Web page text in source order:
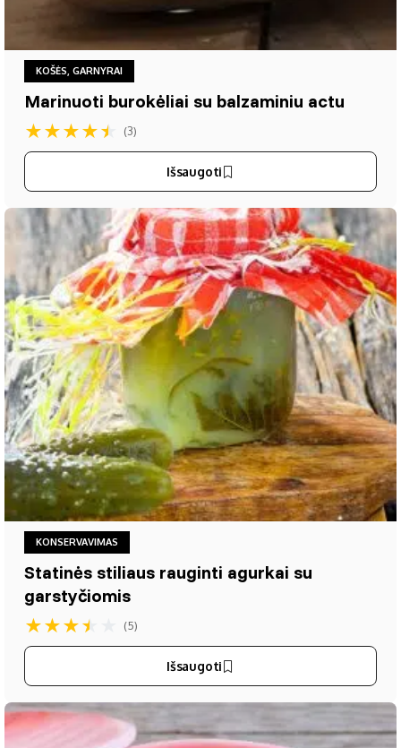
KOŠĖS, GARNYRAI
Marinuoti burokėliai su balzaminiu actu
★★★★★ (3)
Išsaugoti
KONSERVAVIMAS
Statinės stiliaus rauginti agurkai su
garstyčiomis
★★★★ (5)
Išsaugoti